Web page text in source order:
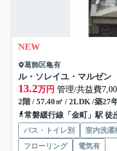
NEW
葛飾区亀有
ル・ソレイユ・マルゼン
13.2万円 管理/共益費
2階 / 57.40㎡ / 2LDK /築27
常磐緩行線「金町」駅 徒
バス・トイレ別 室内洗濯
フローリング
電気有